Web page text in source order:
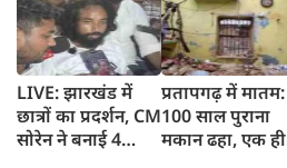
LIVE: झारखंड में
छात्रों का प्रदर्शन, CM
सोरेन ने बनाई 4
प्रतापगढ़ में मातम:
100 साल पुराना
मकान ढहा, एक ही